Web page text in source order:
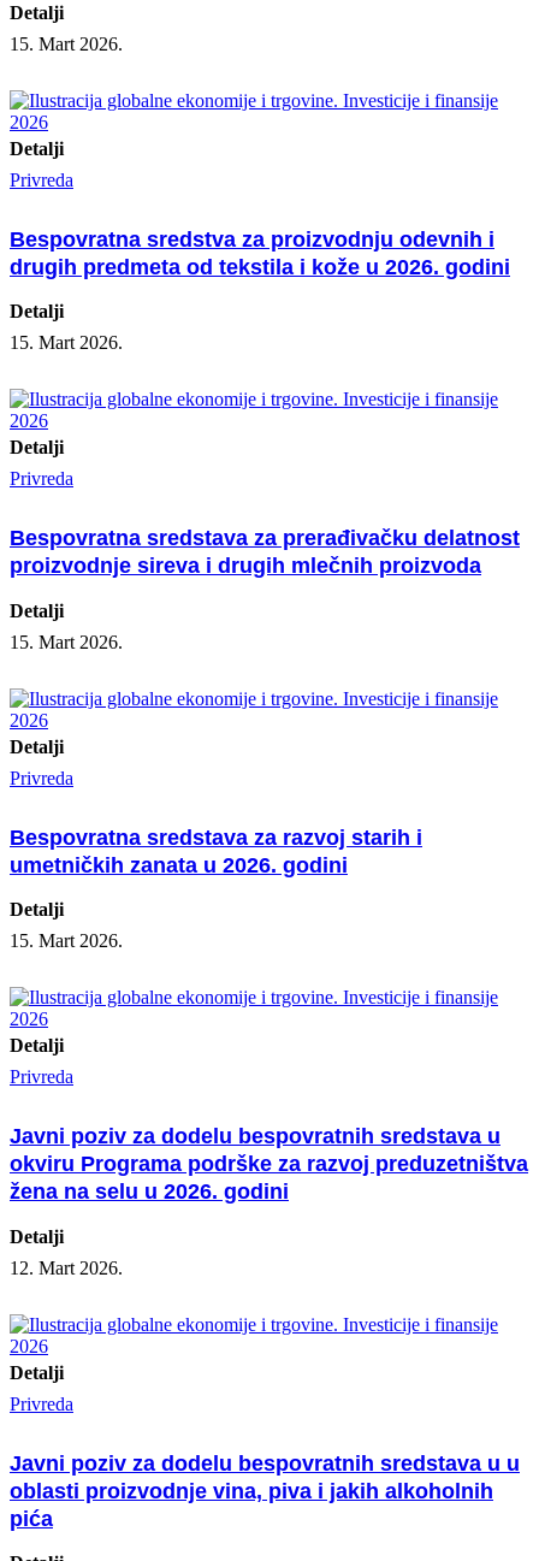
Detalji
15. Mart 2026.
Detalji
Privreda
Bespovratna sredstva za proizvodnju odevnih i
drugih predmeta od tekstila i kože u 2026. godini
Detalji
15. Mart 2026.
Detalji
Privreda
Bespovratna sredstava za prerađivačku delatnost
proizvodnje sireva i drugih mlečnih proizvoda
Detalji
15. Mart 2026.
Detalji
Privreda
Bespovratna sredstava za razvoj starih i
umetničkih zanata u 2026. godini
Detalji
15. Mart 2026.
Detalji
Privreda
Javni poziv za dodelu bespovratnih sredstava u
okviru Programa podrške za razvoj preduzetništva
žena na selu u 2026. godini
Detalji
12. Mart 2026.
Detalji
Privreda
Javni poziv za dodelu bespovratnih sredstava u u
oblasti proizvodnje vina, piva i jakih alkoholnih
pića